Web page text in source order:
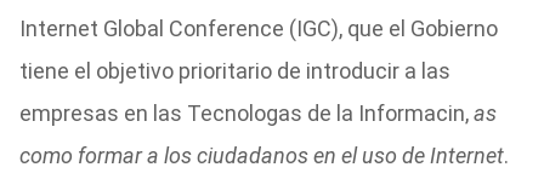
Internet Global Conference (IGC), que el Gobierno
tiene el objetivo prioritario de introducir a las
empresas en las Tecnologas de la Informacin,as
como formar a los ciudadanos en el uso de Internet.